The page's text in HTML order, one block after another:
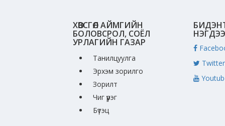
ХӨВСГӨЛ АЙМГИЙН
БОЛОВСРОЛ, СОЁЛ
УРЛАГИЙН ГАЗАР
Танилцуулга
Эрхэм зорилго
Зорилт
Чиг үүрэг
Бүтэц
Twitter